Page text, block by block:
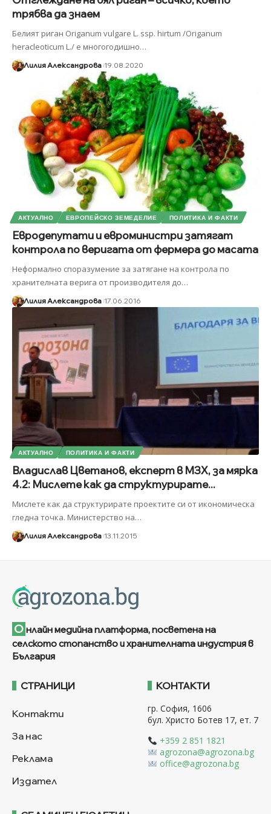
трябва да знаем
Белият риган Origanum vulgare L. ssp. hirtum /Origanum
heracleoticum L./ е многогодишно…
Лилия Александрова 19.08.2020
АКТУАЛНО ЕВРОПЕЙСКО ЗЕМЕДЕЛИЕ ПОЛИТИКА И ФАКТИ
Евродепутати и евроминистри затягат
контрола по веригата от фермера до масата
Неформално споразумение за затягане на контрола по
хранителната верига от производителя до…
Лилия Александрова 17.06.2016
АКТУАЛНО ПОЛИТИКА И ФАКТИ
Владислав Цветанов, експерт в МЗХ, за мярка
4.2: Мислете как да структурирате...
Мислете как да структурирате проектите си от икономическа
гледна точка. Министерство на…
Лилия Александрова 13.11.2015
О нлайн медийна платформа, посветена на
селското стопанство и хранителната индустрия в
България
СТРАНИЦИ
Контакти
За нас
Реклама
Издател
КОНТАКТИ
гр. София, 1606
бул. Христо Ботев 17, ет. 7
+359 2 851 1821
agrozona@agrozona.bg
office@agrozona.bg